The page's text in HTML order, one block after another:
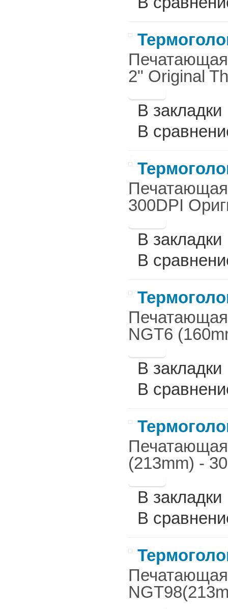
Печатающая
2" Оriginal
В закладки
В
Печатающая
300DPI
В закладки
В
Печатающая
NGT6
В закладки
В
Печатающая
(213mm) -
В закладки
В
Печатающая